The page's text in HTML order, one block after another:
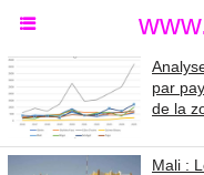
par
de la
Mali :